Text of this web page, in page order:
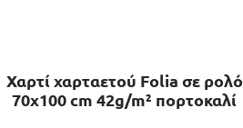
Χαρτί χαρταετού Folia σε ρολό
70x100 cm 42g/m² πορτοκαλί